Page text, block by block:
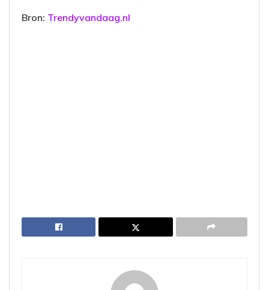
Bron: Trendyvandaag.nl